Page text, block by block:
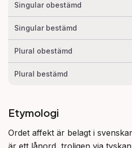
Singular obestämd
Singular bestämd
Plural obestämd
Plural bestämd
Etymologi
Ordet affekt är belagt i
är ett lånord, troligen via